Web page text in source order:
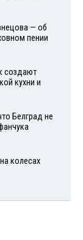
— об
пении
создают
кухни и
Белград не
колесах